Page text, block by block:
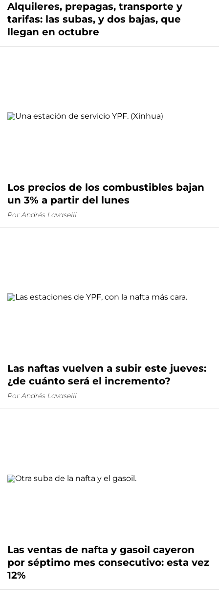
Alquileres, prepagas, transporte y
tarifas: las subas, y dos bajas, que
llegan en octubre
Los precios de los combustibles bajan
un 3% a partir del lunes
Por Andrés Lavaselli
Las naftas vuelven a subir este jueves:
¿de cuánto será el incremento?
Por Andrés Lavaselli
Las ventas de nafta y gasoil cayeron
por séptimo mes consecutivo: esta vez
12%